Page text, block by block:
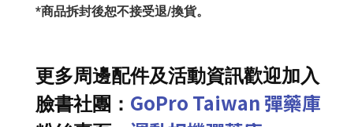
*商品拆封後恕不接受退/換貨。
更多周邊配件及活動資訊歡迎加入
臉書社團： GoPro Taiwan 彈藥庫